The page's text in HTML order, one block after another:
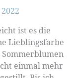
ist es die
Lieblingsfarbe
einmal mehr